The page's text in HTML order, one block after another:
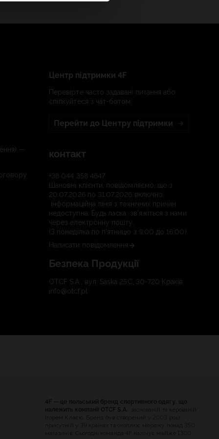
—
Центр підтримки 4F
Перевірте часто задавані питання або
спілкуйтеся з чат-ботом:
Перейти до Центру підтримки
контакт
+38 044 358 4647
Шановні клієнти, повідомляємо, що з
20.07.2026 по 31.07.2026 включно,
інформаційна лінія з технічних причин
недоступна. Будь ласка, зв'яжіться з нами
через електронну пошту.
(З понеділка по п'ятницю з 9:00 до 16:00)
Написати повідомлення
Безпека Продукції
OTCF S.A., вул. Saska 25C, 30-720 Краків
info@otcf.pl